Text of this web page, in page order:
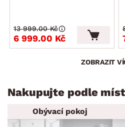
6 999.00 Kč
13 999.00 Kč
ZOBRAZIT
Nakupujte podle
Obývací pokoj